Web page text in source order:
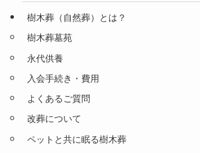
樹木葬（自然葬）とは？
樹木葬墓苑
永代供養
入会手続き・費用
よくあるご質問
改葬について
ペットと共に眠る樹木葬